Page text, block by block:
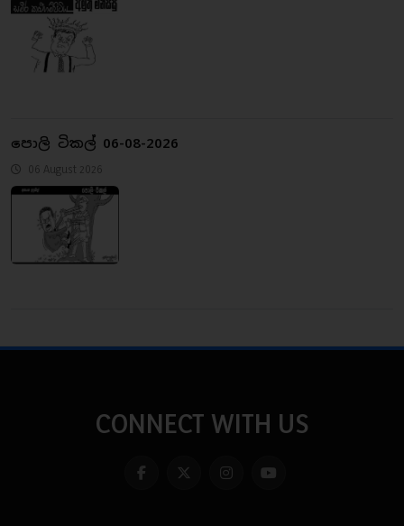
පොලි ටිකල් 06-08-2026
06 August 2026
CONNECT WITH US